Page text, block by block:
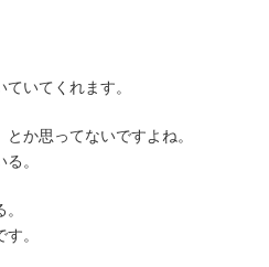
いてくれます。
か思ってないですよね。
。
。